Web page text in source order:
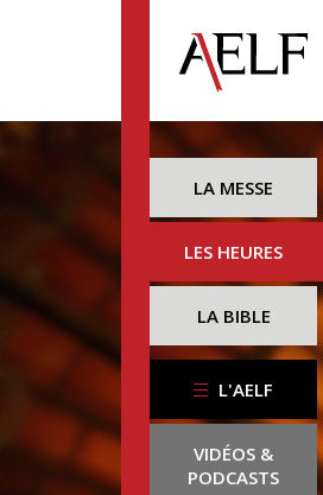
LA MESSE
LES HEURES
LA BIBLE
L'AELF
VIDÉOS &
PODCASTS